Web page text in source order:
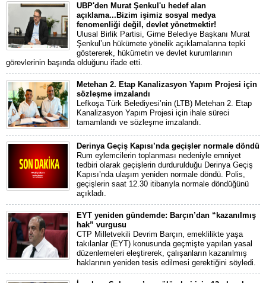
UBP'den Murat Şenkul'u hedef alan
açıklama...Bizim işimiz sosyal medya
fenomenliği değil, devlet yönetmektir!
Ulusal Birlik Partisi, Girne Belediye Başkanı Murat
Şenkul’un hükümete yönelik açıklamalarına tepki
göstererek, hükümetin ve devlet kurumlarının
görevlerinin başında olduğunu ifade etti.
Metehan 2. Etap Kanalizasyon Yapım Projesi için
sözleşme imzalandı
Lefkoşa Türk Belediyesi’nin (LTB) Metehan 2. Etap
Kanalizasyon Yapım Projesi için ihale süreci
tamamlandı ve sözleşme imzalandı.
Derinya Geçiş Kapısı’nda geçişler normale döndü
Rum eylemcilerin toplanması nedeniyle emniyet
tedbiri olarak geçişlerin durdurulduğu Derinya Geçiş
Kapısı’nda ulaşım yeniden normale döndü. Polis,
geçişlerin saat 12.30 itibarıyla normale döndüğünü
açıkladı.
EYT yeniden gündemde: Barçın’dan “kazanılmış
hak” vurgusu
CTP Milletvekili Devrim Barçın, emeklilikte yaşa
takılanlar (EYT) konusunda geçmişte yapılan yasal
düzenlemeleri eleştirerek, çalışanların kazanılmış
haklarının yeniden tesis edilmesi gerektiğini söyledi.